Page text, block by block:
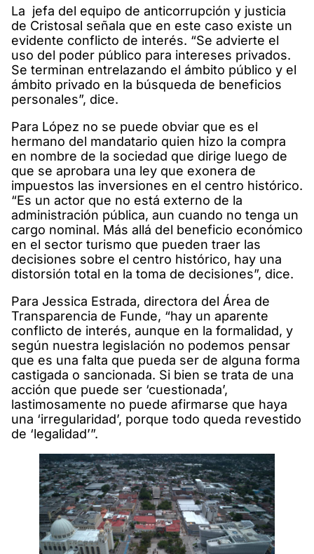
La jefa del equipo de anticorrupción y justicia
de Cristosal señala que en este caso existe un
evidente conflicto de interés. “Se advierte el
uso del poder público para intereses privados.
Se terminan entrelazando el ámbito público y el
ámbito privado en la búsqueda de beneficios
personales”, dice.
Para López no se puede obviar que es el
hermano del mandatario quien hizo la compra
en nombre de la sociedad que dirige luego de
que se aprobara una ley que exonera de
impuestos las inversiones en el centro histórico.
“Es un actor que no está externo de la
administración pública, aun cuando no tenga un
cargo nominal. Más allá del beneficio económico
en el sector turismo que pueden traer las
decisiones sobre el centro histórico, hay una
distorsión total en la toma de decisiones”, dice.
Para Jessica Estrada, directora del Área de
Transparencia de Funde, “hay un aparente
conflicto de interés, aunque en la formalidad, y
según nuestra legislación no podemos pensar
que es una falta que pueda ser de alguna forma
castigada o sancionada. Si bien se trata de una
acción que puede ser ‘cuestionada’,
lastimosamente no puede afirmarse que haya
una ‘irregularidad’, porque todo queda revestido
de ‘legalidad’”.